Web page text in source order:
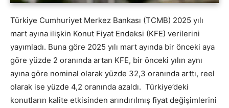
Türkiye Cumhuriyet Merkez Bankası (TCMB) 2025 yılı
mart ayına ilişkin Konut Fiyat Endeksi (KFE) verilerini
yayımladı. Buna göre 2025 yılı mart ayında bir önceki aya
göre yüzde 2 oranında artan KFE, bir önceki yılın aynı
ayına göre nominal olarak yüzde 32,3 oranında arttı, reel
olarak ise yüzde 4,2 oranında azaldı. Türkiye’deki
konutların kalite etkisinden arındırılmış fiyat değişimlerini